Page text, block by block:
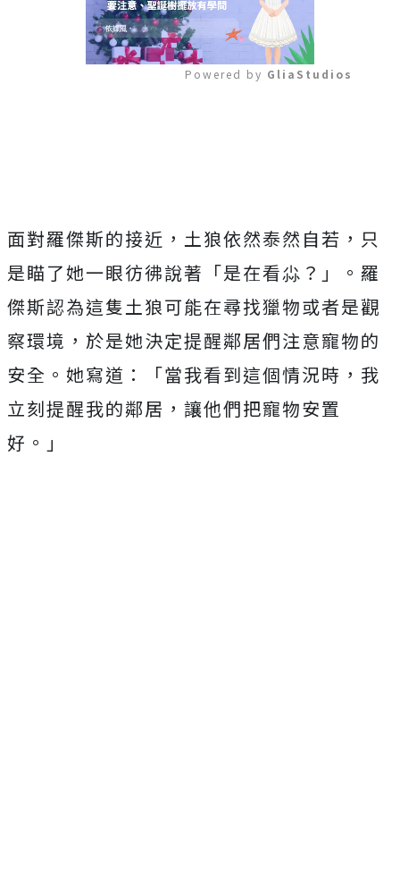
Powered by GliaStudios
面對羅傑斯的接近，土狼依然泰然自若，只
是瞄了她一眼彷彿說著「是在看尛？」。羅
傑斯認為這隻土狼可能在尋找獵物或者是觀
察環境，於是她決定提醒鄰居們注意寵物的
安全。她寫道：「當我看到這個情況時，我
立刻提醒我的鄰居，讓他們把寵物安置
好。」